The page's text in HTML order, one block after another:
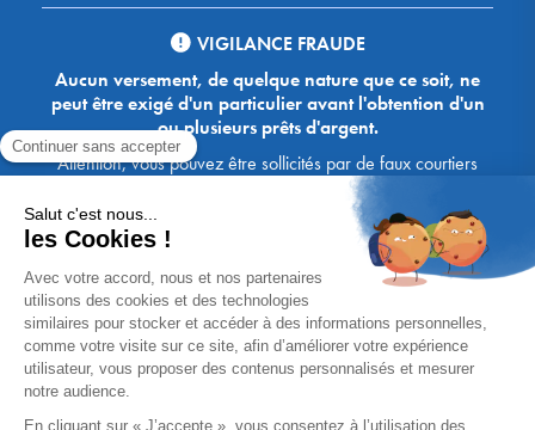
VIGILANCE FRAUDE
Aucun versement, de quelque nature que ce soit, ne
peut être exigé d'un particulier avant l'obtention d'un
ou plusieurs prêts d'argent.
Attention, vous pouvez être sollicités par de faux courtiers
Ace Crédit / Immoprêt, qui vous proposent de bénéficier de
crédits, en vous demandant de transmettre des documents,
des fonds, des coordonnées bancaires, etc. Soyez vigilants :
Immoprêt ne demande jamais à ses clients de virer sur ses
comptes des sommes prêtées par les banques, à l'exception
des honoraires des agences. Les courtiers Ace Crédit /
Immoprêt vous écrivent toujours d'une adresse mail
xxxx@acecredit.fr ou xxxx@immopret.fr.
* Taux fixe national hors assurance, pouvant varier selon votre région et
dossier. Exemple représentatif pour un montant emprunté de 200 000 €.